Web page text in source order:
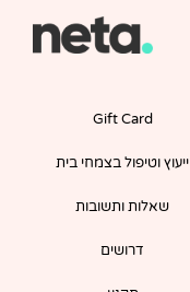
Gift Card
ייעוץ וטיפול בצמחי בית
שאלות ותשובות
דרושים